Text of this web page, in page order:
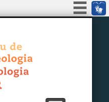
Acesso à informação
Legislação
MAE – Museu
de Arqueologia